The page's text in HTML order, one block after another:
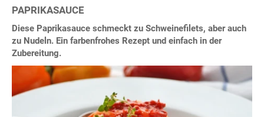
PAPRIKASAUCE
Diese Paprikasauce schmeckt zu Schweinefilets, aber auch
zu Nudeln. Ein farbenfrohes Rezept und einfach in der
Zubereitung.